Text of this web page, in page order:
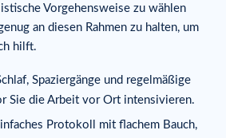
Vorgehensweise zu wählen
an diesen Rahmen zu halten, um
hilft.
Spaziergänge und regelmäßige
Sie die Arbeit vor Ort intensivieren.
Protokoll mit flachem Bauch,